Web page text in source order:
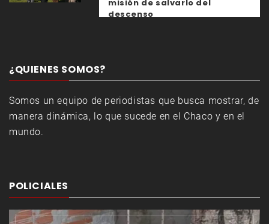
misión de salvarlo del
descenso
¿QUIENES SOMOS?
Somos un equipo de periodistas que busca mostrar, de
manera dinámica, lo que sucede en el Chaco y en el
mundo.
POLICIALES